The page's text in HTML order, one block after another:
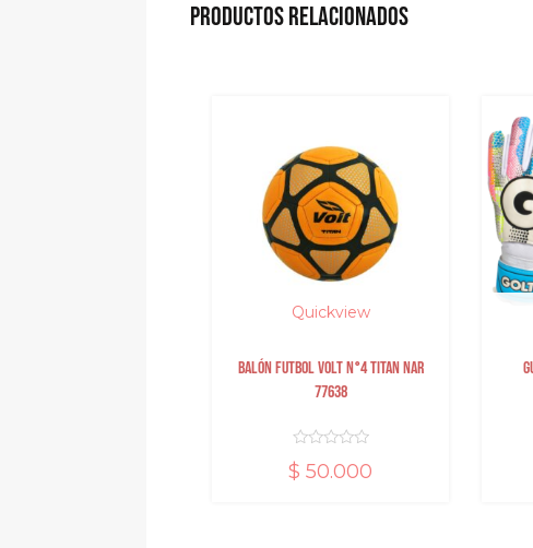
PRODUCTOS RELACIONADOS
Quickview
Guante golty competencia
$92.000